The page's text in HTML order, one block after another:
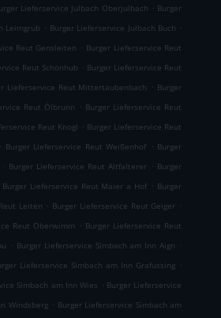
Lieferservice Julbach Oberjulbach . Burger
Leimgrub . Burger Lieferservice Julbach Buch .
Reut Gensleiten . Burger Lieferservice Reut
Reut Schönhub . Burger Lieferservice Reut
Lieferservice Reut Mittertaubenbach . Burger
Reut Ölbrunn . Burger Lieferservice Reut
Reut Knogl . Burger Lieferservice Reut
. Burger Lieferservice Reut Weißenhof . Burger
. Burger Lieferservice Reut Altfalterer . Burger
Burger Lieferservice Reut Maier a Hof . Burger
Leiten . Burger Lieferservice Reut Geiger .
Reut Oberwimm . Burger Lieferservice Reut
. Burger Lieferservice Simbach am Inn Aign .
Lieferservice Simbach am Inn Grafussing .
Simbach am Inn Wies . Burger Lieferservice
Windsberg . Burger Lieferservice Simbach am